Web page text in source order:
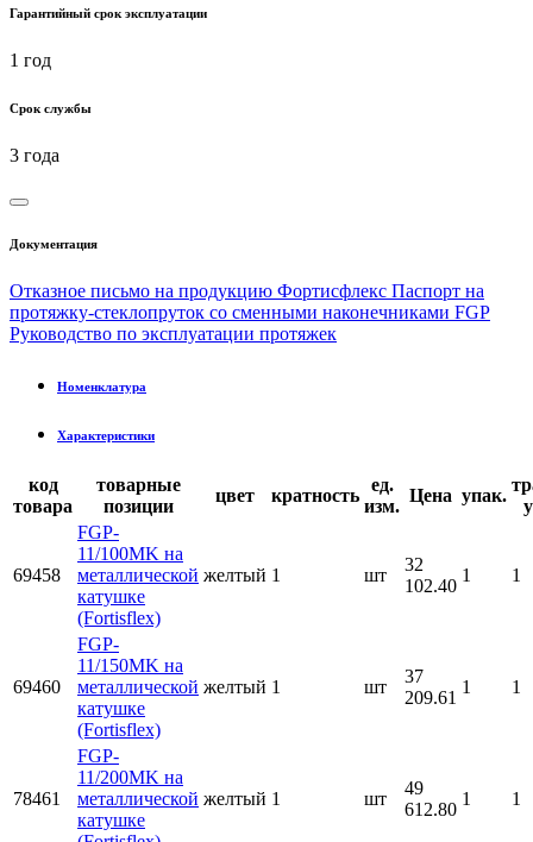
Гарантийный срок эксплуатации
1 год
Срок службы
3 года
Документация
Отказное письмо на продукцию Фортисфлекс Паспорт на
протяжку-стеклопруток со сменными наконечниками FGP
Руководство по эксплуатации протяжек
Номенклатура
Характеристики
код
товара
товарные
позиции
цвет кратность
ед.
изм.
Цена упак.
69458
FGP-
11/100MK на
металлической
катушке
(Fortisflex)
желтый 1 шт
32
102.40
1 1
69460
FGP-
11/150MK на
металлической
катушке
(Fortisflex)
желтый 1 шт
37
209.61
1 1
78461
FGP-
11/200MK на
металлической
катушке
желтый 1 шт
49
612.80
1 1